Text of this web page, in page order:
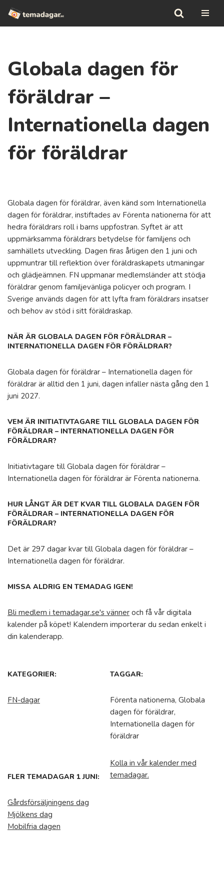
Hoppa
Globala dagen för
föräldrar –
Internationella dagen
för föräldrar
Globala dagen för föräldrar, även känd som Internationella
dagen för föräldrar, instiftades av Förenta nationerna för att
hedra föräldrars roll i barns uppfostran. Syftet är att
uppmärksamma föräldrars betydelse för familjens och
samhällets utveckling. Dagen firas årligen den 1 juni och
uppmuntrar till reflektion över föräldraskapets utmaningar
och glädjeämnen. FN uppmanar medlemsländer att stödja
föräldrar genom familjevänliga policyer och program. I
Sverige används dagen för att lyfta fram föräldrars insatser
och behov av stöd i sitt föräldraskap.
NÄR ÄR GLOBALA DAGEN FÖR FÖRÄLDRAR –
INTERNATIONELLA DAGEN FÖR FÖRÄLDRAR?
Globala dagen för föräldrar – Internationella dagen för
föräldrar är alltid den 1 juni, dagen infaller nästa gång den 1
juni 2027.
VEM ÄR INITIATIVTAGARE TILL GLOBALA DAGEN FÖR
FÖRÄLDRAR – INTERNATIONELLA DAGEN FÖR
FÖRÄLDRAR?
Initiativtagare till Globala dagen för föräldrar –
Internationella dagen för föräldrar är Förenta nationerna.
HUR LÅNGT ÄR DET KVAR TILL GLOBALA DAGEN FÖR
FÖRÄLDRAR – INTERNATIONELLA DAGEN FÖR
FÖRÄLDRAR?
Det är 297 dagar kvar till Globala dagen för föräldrar –
Internationella dagen för föräldrar.
MISSA ALDRIG EN TEMADAG IGEN!
Bli medlem i temadagar.se's vänner och få vår digitala
kalender på köpet! Kalendern importerar du sedan enkelt i
din kalenderapp.
KATEGORIER:
FN-dagar
TAGGAR:
Förenta nationerna, Globala
dagen för föräldrar,
Internationella dagen för
föräldrar
FLER TEMADAGAR 1 JUNI:
Gårdsförsäljningens dag
Mjölkens dag
Mobilfria dagen
Kolla in vår kalender med
temadagar.